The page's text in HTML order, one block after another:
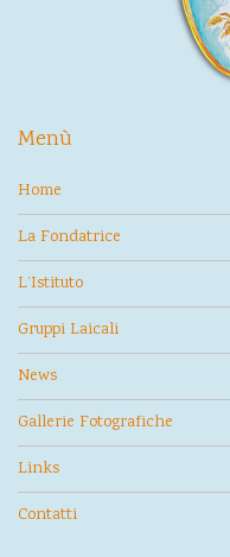
Menù
Home
La Fondatrice
L’Istituto
Gruppi Laicali
News
Gallerie Fotografiche
Links
Contatti